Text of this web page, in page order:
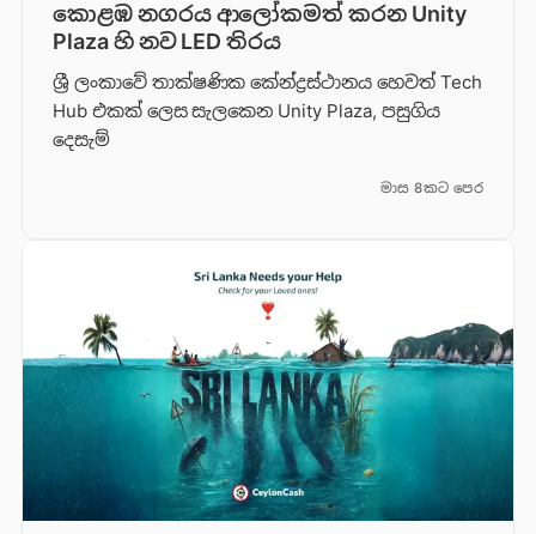
කොළඹ නගරය ආලෝකමත් කරන Unity
Plaza හි නව LED තිරය
ශ්‍රී ලංකාවේ තාක්ෂණික කේන්ද්‍රස්ථානය හෙවත් Tech
Hub එකක් ලෙස සැලකෙන Unity Plaza, පසුගිය
දෙසැම්
මාස 8කට පෙර